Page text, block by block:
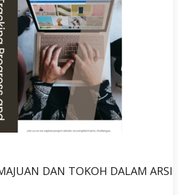
DAN TOKOH DALAM ARSIP